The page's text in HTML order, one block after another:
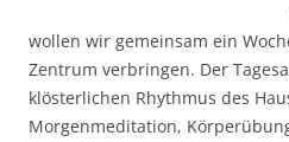
wollen wir gemeinsam ein
Zentrum verbringen. Der
klösterlichen Rhythmus des
Morgenmeditation,